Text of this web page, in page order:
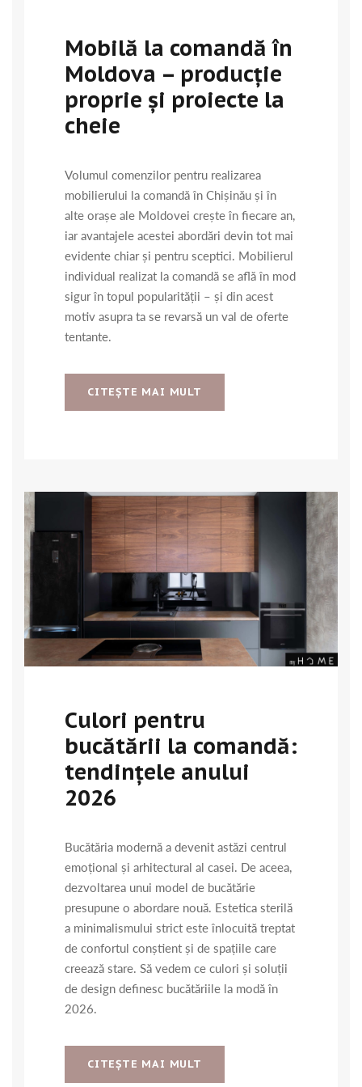
Mobilă la comandă în
Moldova – producție
proprie și proiecte la
cheie
Volumul comenzilor pentru realizarea
mobilierului la comandă în Chișinău și în
alte orașe ale Moldovei crește în fiecare an,
iar avantajele acestei abordări devin tot mai
evidente chiar și pentru sceptici. Mobilierul
individual realizat la comandă se află în mod
sigur în topul popularității – și din acest
motiv asupra ta se revarsă un val de oferte
tentante.
CITEŞTE MAI MULT
Culori pentru
bucătării la comandă:
tendințele anului
2026
Bucătăria modernă a devenit astăzi centrul
emoțional și arhitectural al casei. De aceea,
dezvoltarea unui model de bucătărie
presupune o abordare nouă. Estetica sterilă
a minimalismului strict este înlocuită treptat
de confortul conștient și de spațiile care
creează stare. Să vedem ce culori și soluții
de design definesc bucătăriile la modă în
2026.
CITEŞTE MAI MULT